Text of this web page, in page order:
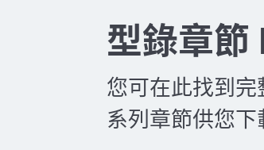
型錄章節
您可在此找到
系列章節供您下